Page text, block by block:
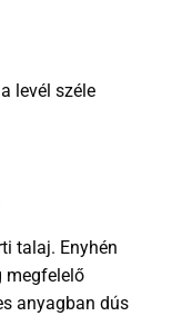
levél széle
talaj. Enyhén
megfelelő
anyagban dús